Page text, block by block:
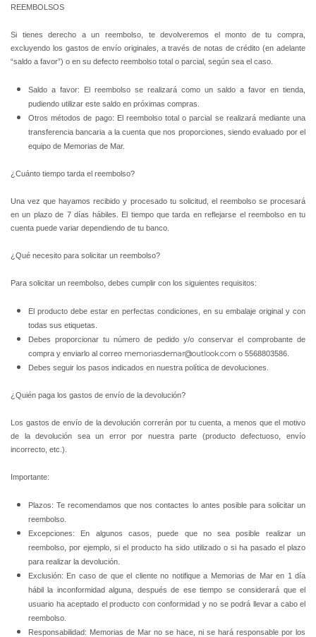
REEMBOLSOS
Si tienes derecho a un reembolso, te devolveremos el monto de tu compra,
excluyendo los gastos de envío originales, a través de notas de crédito (en adelante
“saldo a favor”) o en su defecto reembolso total o parcial, según sea el caso.
Saldo a favor: El reembolso se realizará como un saldo a favor en tienda,
pudiendo utilizar este saldo en próximas compras.
Otros métodos de pago: El reembolso total o parcial se realizará mediante una
transferencia bancaria a la cuenta que nos proporciones, siendo evaluado por el
equipo de Memorias de Mar.
¿Cuánto tiempo tarda el reembolso?
Una vez que hayamos recibido y procesado tu solicitud, el reembolso se procesará
en un plazo de 7 días hábiles. El tiempo que tarda en reflejarse el reembolso en tu
cuenta puede variar dependiendo de tu banco.
¿Qué necesito para solicitar un reembolso?
Para solicitar un reembolso, debes cumplir con los siguientes requisitos:
El producto debe estar en perfectas condiciones, en su embalaje original y con
todas sus etiquetas.
Debes proporcionar tu número de pedido y/o conservar el comprobante de
compra y enviarlo al correo memoriasdemar@outlook.com o 5568803586.
Debes seguir los pasos indicados en nuestra política de devoluciones.
¿Quién paga los gastos de envío de la devolución?
Los gastos de envío de la devolución correrán por tu cuenta, a menos que el motivo
de la devolución sea un error por nuestra parte (producto defectuoso, envío
incorrecto, etc.).
Importante:
Plazos: Te recomendamos que nos contactes lo antes posible para solicitar un
reembolso.
Excepciones: En algunos casos, puede que no sea posible realizar un
reembolso, por ejemplo, si el producto ha sido utilizado o si ha pasado el plazo
para realizar la devolución.
Exclusión: En caso de que el cliente no notifique a Memorias de Mar en 1 día
hábil la inconformidad alguna, después de ese tiempo se considerará que el
usuario ha aceptado el producto con conformidad y no se podrá llevar a cabo el
reembolso.
Responsabilidad: Memorias de Mar no se hace, ni se hará responsable por los